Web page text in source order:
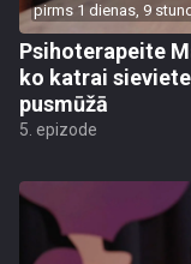
pirms 1 dienas, 9
Psihoterapeite
ko katrai
pusmūžā
5. epizode